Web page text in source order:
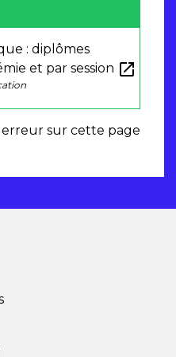
: diplômes
et par session open_in_new
sur cette page